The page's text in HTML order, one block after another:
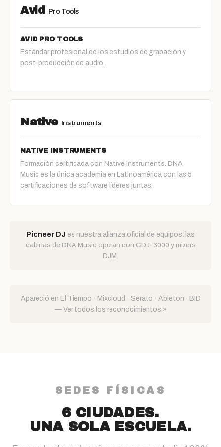
Avid Pro Tools
AVID PRO TOOLS
Estándar profesional de los estudios de grabación y
post-producción de audio.
Native Instruments
NATIVE INSTRUMENTS
Formación certificada con Native Instruments. DNA
Music es la única academia en Latinoamérica con las 5
certificaciones de software líderes juntas.
Pioneer DJ es nuestra alianza oficial de equipos: las
cabinas de DNA Music operan con CDJ-3000 y mixers
DJM.
Apareció en El Tiempo · Mixcloud · Serato · Ableton · BID
— Ver todos los reconocimientos »
SEDES FÍSICAS
6 CIUDADES.
UNA SOLA ESCUELA.